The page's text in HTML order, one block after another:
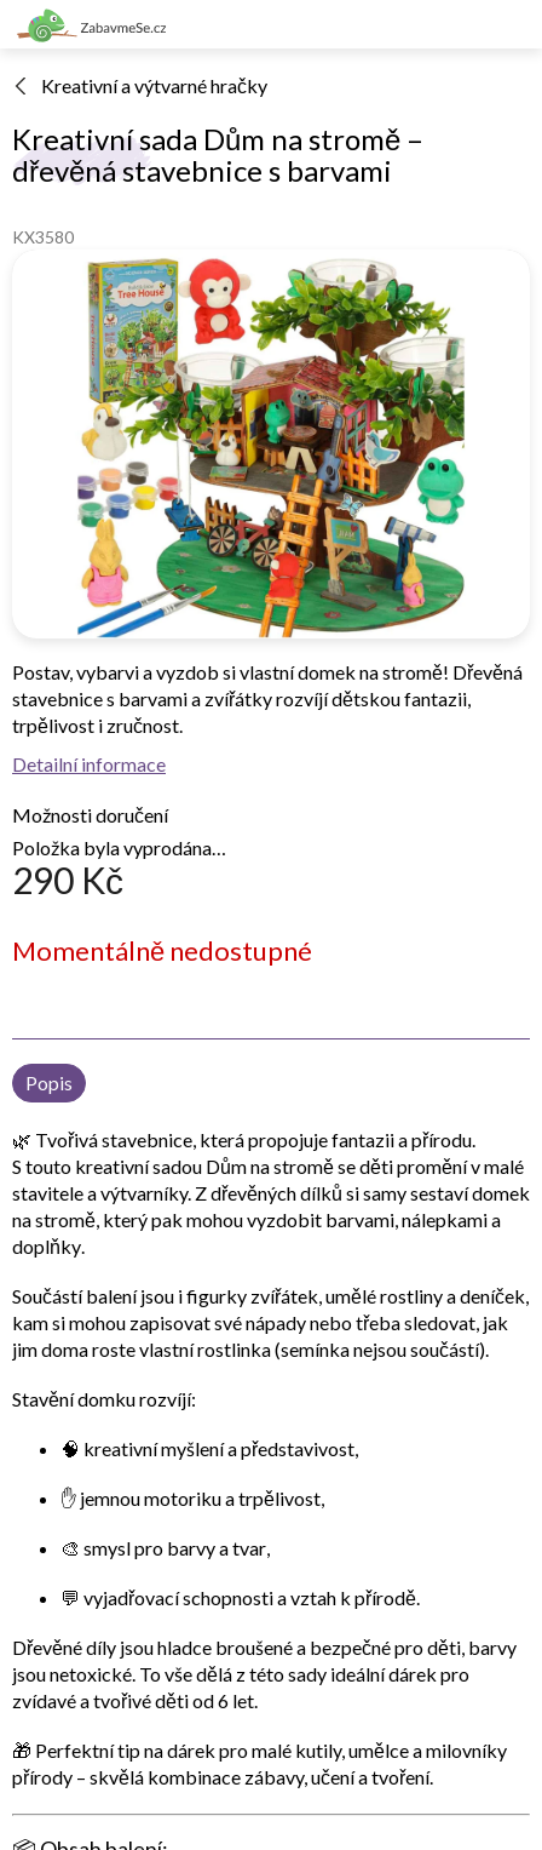
Přejít
na
Kreativní a výtvarné hračky
Kreativní sada Dům na stromě –
dřevěná stavebnice s barvami
KX3580
290 Kč
cena:
Momentálně nedostupné
Možnosti doručení
Položka byla vyprodána…
Postav, vybarvi a vyzdob si vlastní domek na stromě! Dřevěná
stavebnice s barvami a zvířátky rozvíjí dětskou fantazii,
trpělivost i zručnost.
Detailní informace
Popis
🌿 Tvořivá stavebnice, která propojuje fantazii a přírodu.
S touto kreativní sadou Dům na stroměse děti promění v malé
stavitele a výtvarníky. Z dřevěných dílků si samy sestaví domek
na stromě, který pak mohouvyzdobit barvami, nálepkami a
doplňky.
Součástí balení jsou ifigurky zvířátek,umělé rostlinyadeníček,
kam si mohou zapisovat své nápady nebo třeba sledovat, jak
jim doma roste vlastní rostlinka (semínka nejsou součástí).
Stavění domku rozvíjí:
🧠 kreativní myšlenía představivost,
✋ jemnou motoriku a trpělivost,
🎨 smysl pro barvy a tvar,
💬 vyjadřovací schopnosti a vztah k přírodě.
Dřevěné díly jsouhladce broušené a bezpečné pro děti, barvy
jsou netoxické. To vše dělá z této sady ideální dárek pro
zvídavé a tvořivé děti od 6 let.
🎁 Perfektní tip na dárek pro malé kutily, umělce a milovníky
přírody – skvělá kombinace zábavy, učení a tvoření.